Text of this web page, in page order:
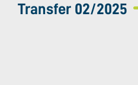
Transfer 02/2025